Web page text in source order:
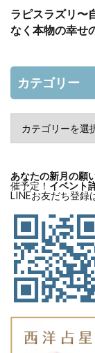
ラピスラズリ〜
なく本物の幸せ
カテゴリー
あなたの新月の願
催予定！ イベント
LINEお友だち登録